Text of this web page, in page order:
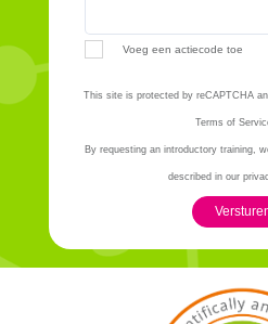
Voeg een actiecode toe
This site is protected by reCAPTCHA
Terms of
By requesting an introductory training,
described in our